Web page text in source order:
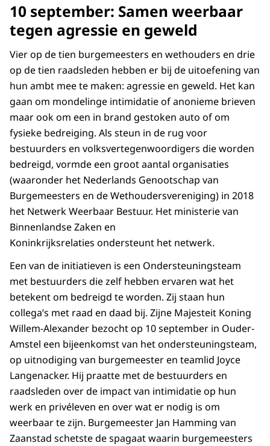
10 september: Samen weerbaar
tegen agressie en geweld
Vier op de tien burgemeesters en wethouders en drie
op de tien raadsleden hebben er bij de uitoefening van
hun ambt mee te maken: agressie en geweld. Het kan
gaan om mondelinge intimidatie of anonieme brieven
maar ook om een in brand gestoken auto of om
fysieke bedreiging. Als steun in de rug voor
bestuurders en volksvertegenwoordigers die worden
bedreigd, vormde een groot aantal organisaties
(waaronder het Nederlands Genootschap van
Burgemeesters en de Wethoudersvereniging) in 2018
het Netwerk Weerbaar Bestuur. Het ministerie van
Binnenlandse Zaken en
Koninkrijksrelaties ondersteunt het netwerk.
Een van de initiatieven is een Ondersteuningsteam
met bestuurders die zelf hebben ervaren wat het
betekent om bedreigd te worden. Zij staan hun
collega’s met raad en daad bij. Zijne Majesteit Koning
Willem-Alexander bezocht op 10 september in Ouder-
Amstel een bijeenkomst van het ondersteuningsteam,
op uitnodiging van burgemeester en teamlid Joyce
Langenacker. Hij praatte met de bestuurders en
raadsleden over de impact van intimidatie op hun
werk en privéleven en over wat er nodig is om
weerbaar te zijn. Burgemeester Jan Hamming van
Zaanstad schetste de spagaat waarin burgemeesters